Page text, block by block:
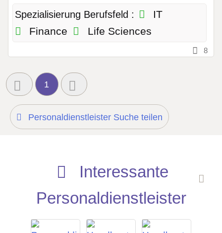
Spezialisierung Berufsfeld :
IT
Finance
Life Sciences
8
1
Personaldienstleister Suche teilen
Interessante
Personaldienstleister